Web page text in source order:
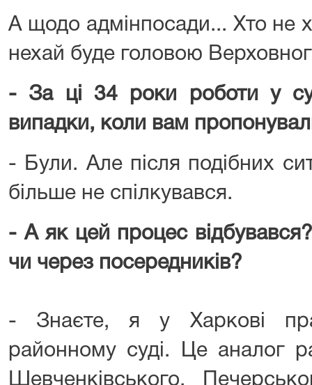
А щодо адмінпосади... Хто не
нехай буде головою
- За ці 34 роки роботи у
випадки, коли вам
- Були. Але після подібних
більше не спілкувався.
- А як цей процес
чи через посередників?
- Знаєте, я у Харкові
районному суді. Це аналог
Шевченківського,